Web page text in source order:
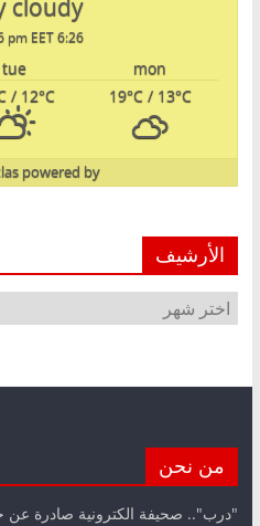
cloudy
6:26 am
pm EET
mon
tue
19°C/ 13°C
/ 12°C
powered by
الأرشيف
الأرشيف
من نحن
"درب".. صحيفة الكترونية صادرة عن